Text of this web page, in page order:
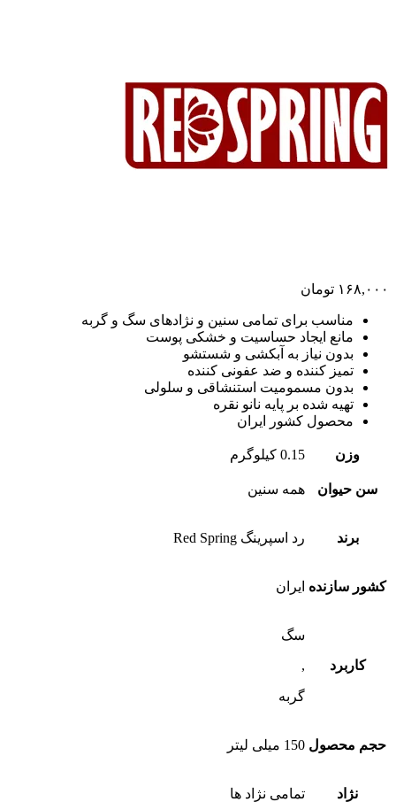
۱۶۸,۰۰۰ تومان
مناسب برای تمامی سنین و نژادهای سگ و گربه
مانع ایجاد حساسیت و خشکی پوست
بدون نیاز به آبکشی و شستشو
تمیز کننده و ضد عفونی کننده
بدون مسمومیت استنشاقی و سلولی
تهیه شده بر پایه نانو نقره
محصول کشور ایران
وزن 0.15 کیلوگرم
سن حیوان همه سنین
برند رد اسپرینگ Red Spring
کشور سازنده ایران
کاربرد
سگ
,
گربه
حجم محصول 150 میلی لیتر
نژاد تمامی نژاد ها